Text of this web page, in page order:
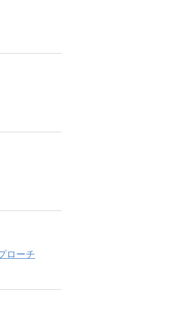
ローチ